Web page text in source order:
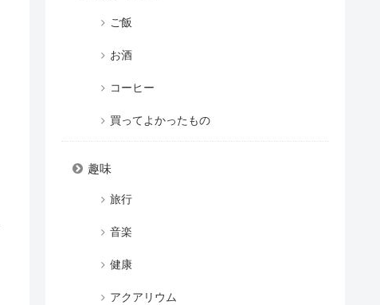
ご飯
お酒
コーヒー
買ってよかったもの
趣味
旅行
音楽
健康
アクアリウム